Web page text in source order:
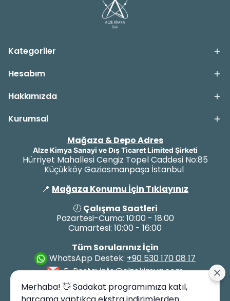
Kategoriler
Hesabım
Hakkımızda
Kurumsal
Mağaza & Depo Adres
Alze Kimya Sanayi ve Dış Ticaret Limited Şirketi
Hürriyet Mahallesi Cengiz Topel Caddesi No:85
Küçükköy Gaziosmanpaşa İstanbul
📍 Mağaza Konumu İçin Tıklayınız
🕖 Çalışma Saatleri
Pazartesi-Cuma: 10:00 - 18:00
Cumartesi: 10:00 - 16:00
Tüm Sorularınız İçin
WhatsApp Destek: +90 530 170 08 17
E-Posta:info@alzekimya.com
Merhaba! 👋 Sadakat programımıza katıl,